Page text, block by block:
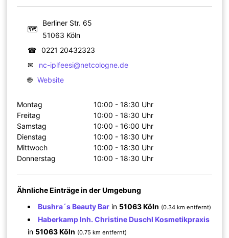
🗺
Berliner Str. 65
51063 Köln
☎
0221 20432323
✉
nc-iplfeesi@netcologne.de
🌐 Website
Montag
10:00 - 18:30 Uhr
Freitag
10:00 - 18:30 Uhr
Samstag
10:00 - 16:00 Uhr
Dienstag
10:00 - 18:30 Uhr
Mittwoch
10:00 - 18:30 Uhr
Donnerstag
10:00 - 18:30 Uhr
Ähnliche Einträge in der Umgebung
Bushra´s Beauty Bar in 51063 Köln (0.34 km entfernt)
Haberkamp Inh. Christine Duschl Kosmetikpraxis
in 51063 Köln (0.75 km entfernt)